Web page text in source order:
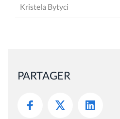
Kristela Bytyci
PARTAGER